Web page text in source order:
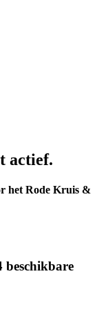
actief.
het Rode Kruis &
beschikbare